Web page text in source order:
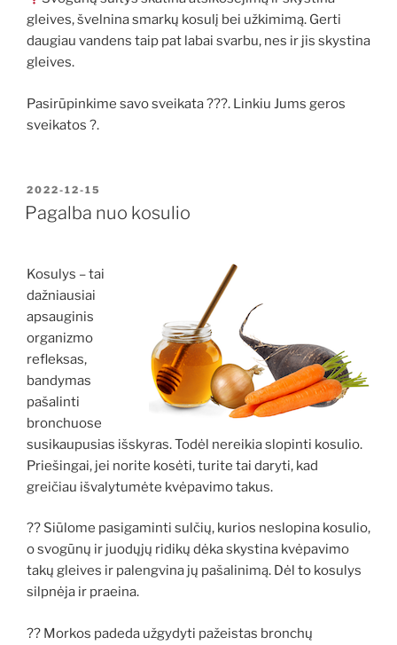
gleives, švelnina smarkų kosulį bei užkimimą. Gerti
daugiau vandens taip pat labai svarbu, nes ir jis skystina
gleives.
Pasirūpinkime savo sveikata ???. Linkiu Jums geros
sveikatos ?.
PASKELBTA
2022-12-15
Pagalba nuo kosulio
Kosulys – tai
dažniausiai
apsauginis
organizmo
refleksas,
bandymas
pašalinti
bronchuose
susikaupusias išskyras. Todėl nereikia slopinti kosulio.
Priešingai, jei norite kosėti, turite tai daryti, kad
greičiau išvalytumėte kvėpavimo takus.
?? Siūlome pasigaminti sulčių, kurios neslopina kosulio,
o svogūnų ir juodųjų ridikų dėka skystina kvėpavimo
takų gleives ir palengvina jų pašalinimą. Dėl to kosulys
silpnėja ir praeina.
?? Morkos padeda užgydyti pažeistas bronchų